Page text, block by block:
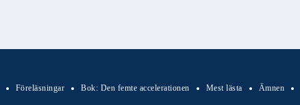
Föreläsningar Bok: Den femte accelerationen Mest lästa Ämnen